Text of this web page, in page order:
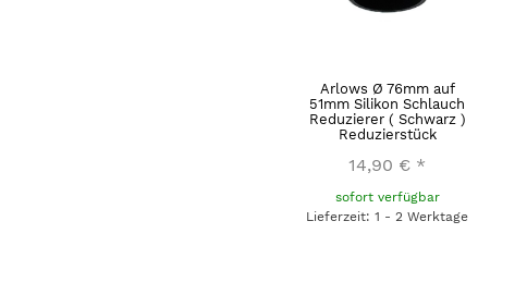
Arlows Ø 76mm auf
51mm Silikon Schlauch
Reduzierer ( Schwarz )
Reduzierstück
14,90 € *
sofort verfügbar
Lieferzeit: 1 - 2 Werktage